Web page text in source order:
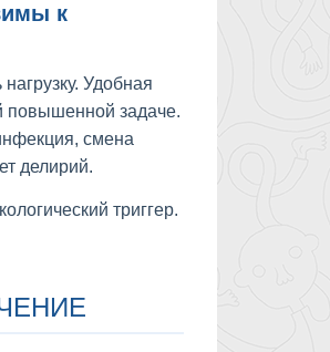
к
Удобная
повышенной задаче.
смена
делирий.
триггер.